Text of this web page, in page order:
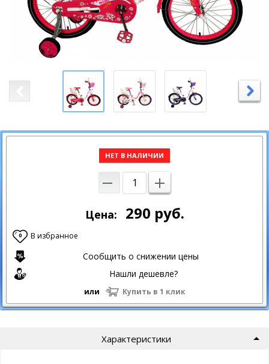
НЕТ В НАЛИЧИИ
Цена: 290 руб.
0 В избранное
Сообщить о снижении цены
Нашли дешевле?
или Купить в 1 клик
Характеристики